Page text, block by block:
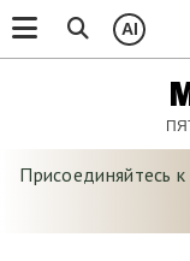
AI
Присоединяйтесь